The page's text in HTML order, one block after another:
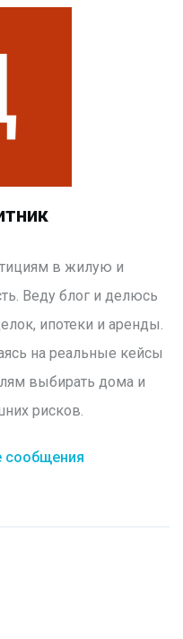
в жилую и
Веду блог и делюсь
ипотеки и аренды.
на реальные кейсы
выбирать дома и
рисков.
сообщения